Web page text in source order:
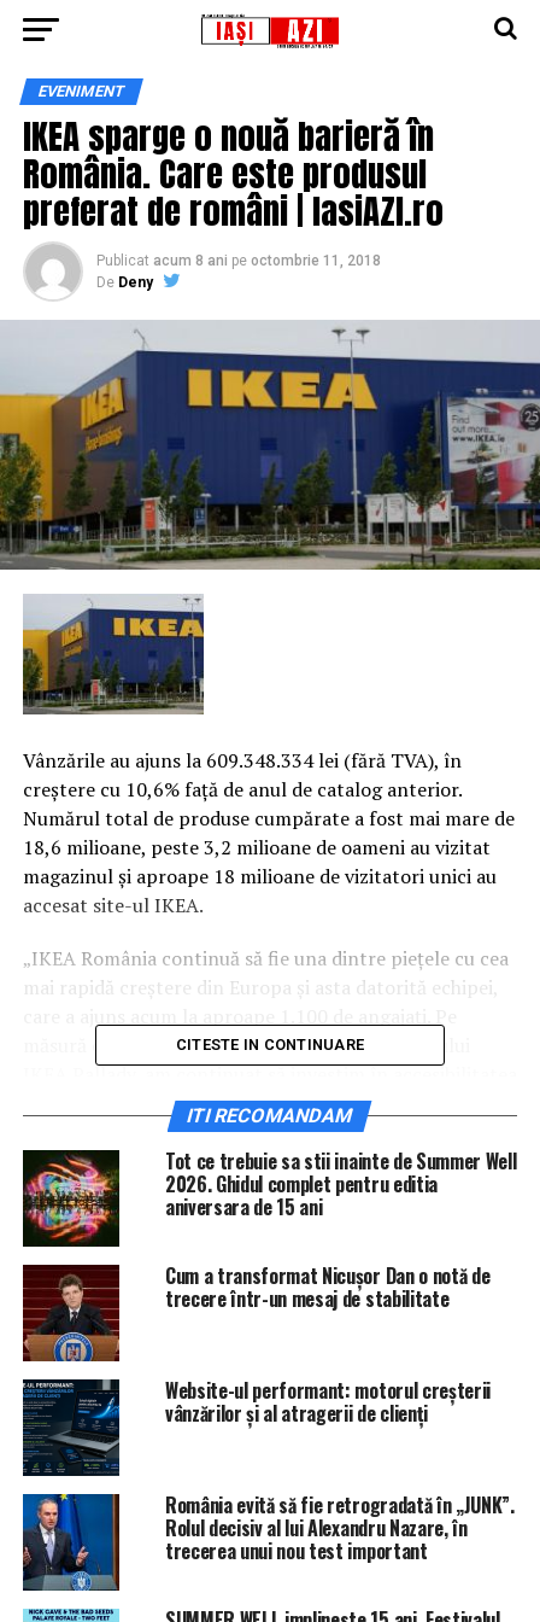
EVENIMENT
IKEA sparge o nouă barieră în
România. Care este produsul
preferat de români | IasiAZI.ro
Publicat acum 8 ani pe octombrie 11, 2018
De Deny
Vânzările au ajuns la 609.348.334 lei (fără TVA), în
creştere cu 10,6% faţă de anul de catalog anterior.
Numărul total de produse cumpărate a fost mai mare de
18,6 milioane, peste 3,2 milioane de oameni au vizitat
magazinul şi aproape 18 milioane de vizitatori unici au
accesat site-ul IKEA.
„IKEA România continuă să fie una dintre pieţele cu cea
mai rapidă creştere din Europa şi asta datorită echipei,
măsură ce ne apropiem de deschiderea magazinului
IKEA Pallady, am continuat să investim în accesibilitatea
gamei noastre pentru cât mai mulţi oameni din România
prin deschiderea recentă a primelor două puncte de
colectare din Timişoara şi Braşov, iar noi puncte sunt în
curs de dezvoltare în alte trei oraşe,” a declarat Stefan
Vanoverbeke, Country Retail Manager IKEA SEE.
Din totalul celor 18,6 milioane de produse IKEA care au
ajuns în casele românilor, 62,4% au fost articole de
mobilier şi 37,6% accesorii. Cea mai bine vândută familie
de mobilier de dormitor a fost HEMNES, cu 29.452 de
bucăţi, în timp ce gama de lenjerii de pat NATTJASMIN
a fost cea mai populară în categoria accesorii, cu 68.871
bucăţi vândute, iar albul a fost preferat de cei mai mulţi
dintre cumpărători. Când vine vorba de IKEA FOOD, cel
mai mai bine vândute au fost chifteluţele suedeze cu
peste şase milioane de bucăţi, în timp ce lungimea de
474 de km a celor aproape trei milioane de hot-dogs
vânduţi ar acoperi distanţa de la Bucureşti la Constanţa
CITESTE IN CONTINUARE
ITI RECOMANDAM
Tot ce trebuie sa stii inainte de Summer Well
2026. Ghidul complet pentru editia
aniversara de 15 ani
Cum a transformat Nicușor Dan o notă de
trecere într-un mesaj de stabilitate
Website-ul performant: motorul creșterii
vânzărilor și al atragerii de clienți
România evită să fie retrogradată în „JUNK”.
Rolul decisiv al lui Alexandru Nazare, în
trecerea unui nou test important